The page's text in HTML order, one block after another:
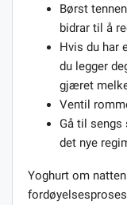
Børst
bidrar til å
Hvis du har
du legger
gjæret
Ventil
Gå til sengs
det nye
Yoghurt om